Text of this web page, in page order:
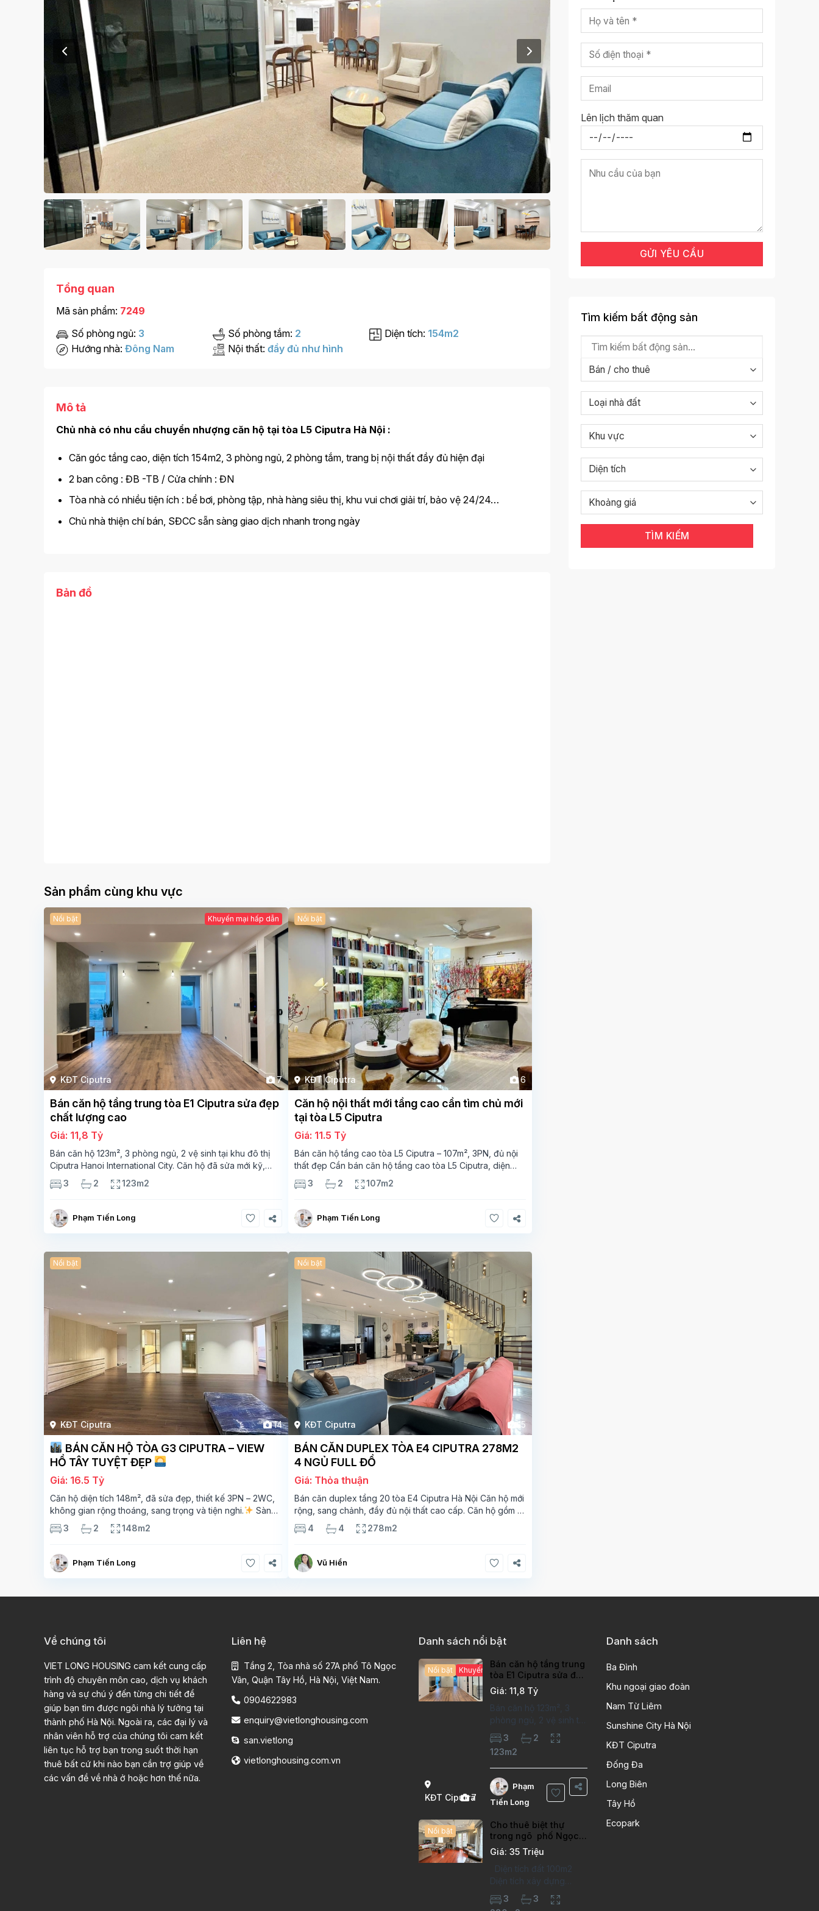
Tổng quan
Mã sản phẩm: 7249
Số phòng ngủ: 3 Số phòng tắm: 2 Diện tích: 154m2
Hướng nhà: Đông Nam Nội thất: đầy đủ như hình
Mô tả
Chủ nhà có nhu cầu chuyển nhượng căn hộ tại tòa L5 Ciputra Hà Nội :
Căn góc tầng cao, diện tích 154m2, 3 phòng ngủ, 2 phòng tắm, trang bị nội thất đầy đủ hiện đại
2 ban công : ĐB -TB / Cửa chính : ĐN
Tòa nhà có nhiều tiện ích : bể bơi, phòng tập, nhà hàng siêu thị, khu vui chơi giải trí, bảo vệ 24/24…
Chủ nhà thiện chí bán, SĐCC sẵn sàng giao dịch nhanh trong ngày
Bản đồ
Sản phẩm cùng khu vực
KĐT Ciputra 7
Nổi bật Khuyến mại hấp dẫn
Bán căn hộ tầng trung tòa E1 Ciputra sửa đẹp
chất lượng cao
Giá: 11,8 Tỷ
Bán căn hộ 123m², 3 phòng ngủ, 2 vệ sinh tại khu đô thị
Ciputra Hanoi International City. Căn hộ đã sửa mới kỹ,
chất lượng cao, sàn gỗ, bếp hiện đại, không gian thoáng
sáng. Thông tin căn hộ: Diện tích:
3 2 123m2
Phạm Tiến Long
KĐT Ciputra 6
Nổi bật
Căn hộ nội thất mới tầng cao cần tìm chủ mới
tại tòa L5 Ciputra
Giá: 11.5 Tỷ
Bán căn hộ tầng cao tòa L5 Ciputra – 107m², 3PN, đủ nội
thất đẹp Cần bán căn hộ tầng cao tòa L5 Ciputra, diện
tích 107m², thiết kế 3 phòng ngủ – 2 vệ sinh, không gian
rộng thoáng. Căn
3 2 107m2
Phạm Tiến Long
KĐT Ciputra 14
Nổi bật
BÁN CĂN HỘ TÒA G3 CIPUTRA – VIEW
HỒ TÂY TUYỆT ĐẸP
Giá: 16.5 Tỷ
Căn hộ diện tích 148m², đã sửa đẹp, thiết kế 3PN – 2WC,
không gian rộng thoáng, sang trọng và tiện nghi.
Sàn
gỗ cao cấp, ánh sáng tự nhiên chan hòa, view hồ Tây đắt
giá – mang lại
3 2 148m2
Phạm Tiến Long
KĐT Ciputra 15
Nổi bật
BÁN CĂN DUPLEX TÒA E4 CIPUTRA 278M2
4 NGỦ FULL ĐỒ
Giá: Thỏa thuận
Bán căn duplex tầng 20 tòa E4 Ciputra Hà Nội Căn hộ mới
rộng, sang chảnh, đầy đủ nội thất cao cấp. Căn hộ gồm 2
tầng. Tầng 1 rộng 142m2 bao gồm phòng khách, phòng
ăn, phòng bếp, 2 phòng ngủ,
4 4 278m2
Vũ Hiền
Lên lịch thăm quan
Tìm kiếm bất động sản
TÌM KIẾM
Về chúng tôi
VIET LONG HOUSING cam kết cung cấp
trình độ chuyên môn cao, dịch vụ khách
hàng và sự chú ý đến từng chi tiết để
giúp bạn tìm được ngôi nhà lý tưởng tại
thành phố Hà Nội. Ngoài ra, các đại lý và
nhân viên hỗ trợ của chúng tôi cam kết
liên tục hỗ trợ bạn trong suốt thời hạn
thuê bất cứ khi nào bạn cần trợ giúp về
các vấn đề về nhà ở hoặc hơn thế nữa.
Liên hệ
Tầng 2, Tòa nhà số 27A phố Tô Ngọc
Vân, Quận Tây Hồ, Hà Nội, Việt Nam.
0904622983
enquiry@vietlonghousing.com
san.vietlong
vietlonghousing.com.vn
Danh sách nổi bật
KĐT Ciputra
7
Nổi bật Khuyến mại hấp dẫn
Bán căn hộ tầng trung
tòa E1 Ciputra sửa đẹp
chất lượng cao
Giá: 11,8 Tỷ
Bán căn hộ 123m², 3
phòng ngủ, 2 vệ sinh tại
khu đô thị Ciputra Hanoi
International City. Căn
hộ đã sửa mới kỹ, chất
lượng cao, sàn gỗ, bếp
hiện đại, không gian
thoáng sáng. Thông tin
căn hộ: Diện tích:
3
2
123m2
Phạm
Tiến Long
Nổi bật
Cho thuê biệt thự
trong ngõ phố Ngọc
Thụy Long Biên
Giá: 35 Triệu
Diện tích đất 100m2
Diện tích xây dựng
90m2x3 tầng 3 phòng
ngủ 3 phòng tắm 1
3
3
Danh sách
Ba Đình
Khu ngoại giao đoàn
Nam Từ Liêm
Sunshine City Hà Nội
KĐT Ciputra
Đống Đa
Long Biên
Tây Hồ
Ecopark